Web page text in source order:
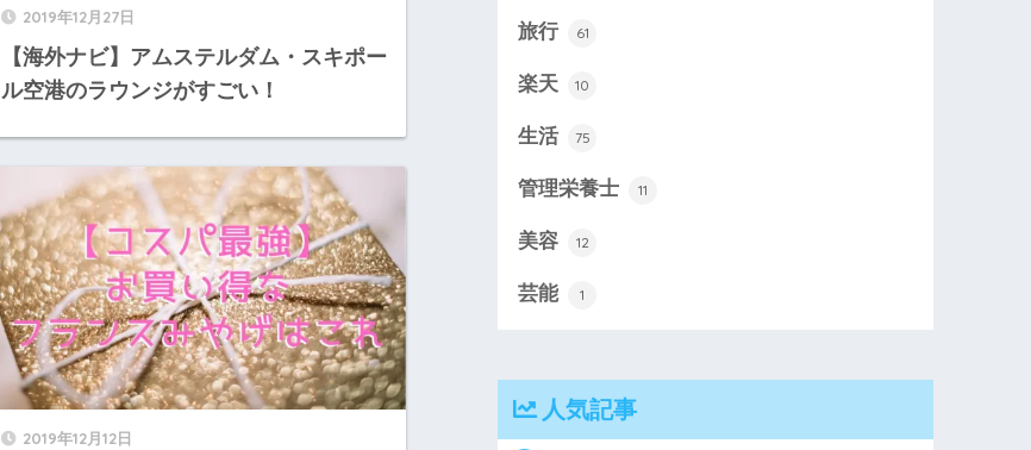
2019年12月27日
【海外ナビ】アムステルダム・スキポー
ル空港のラウンジがすごい！
2019年12月12日
旅行 61
楽天 10
生活 75
管理栄養士 11
美容 12
芸能 1
人気記事